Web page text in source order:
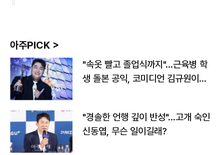
아주PICK >
"속옷 빨고 졸업식까지"…근육병 학
생 돌본 공익, 코미디언 김규원이었
"경솔한 언행 깊이 반성"…고개 숙인
신동엽, 무슨 일이길래?